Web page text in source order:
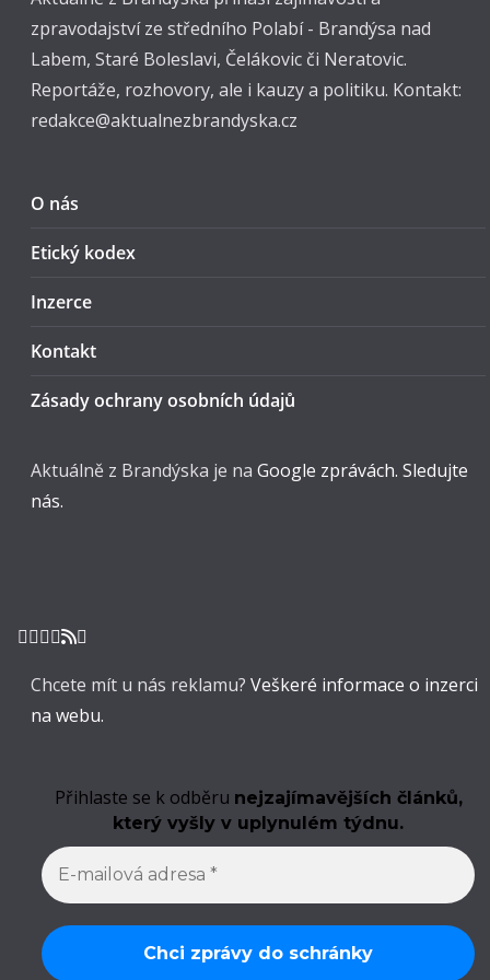
zpravodajství ze středního Polabí - Brandýsa nad
Labem, Staré Boleslavi, Čelákovic či Neratovic.
Reportáže, rozhovory, ale i kauzy a politiku. Kontakt:
redakce@aktualnezbrandyska.cz
O nás
Etický kodex
Inzerce
Kontakt
Zásady ochrany osobních údajů
Aktuálně z Brandýska je na Google zprávách. Sledujte
nás.
Chcete mít u nás reklamu? Veškeré informace o inzerci
na webu.
Přihlaste se k odběru nejzajímavějších článků,
který vyšly v uplynulém týdnu.